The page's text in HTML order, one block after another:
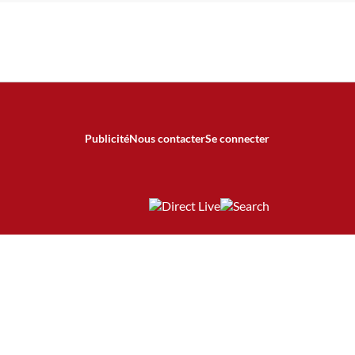
PublicitéNous contacterSe connecter